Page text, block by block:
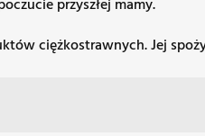
przyszłej mamy.
ciężkostrawnych. Jej